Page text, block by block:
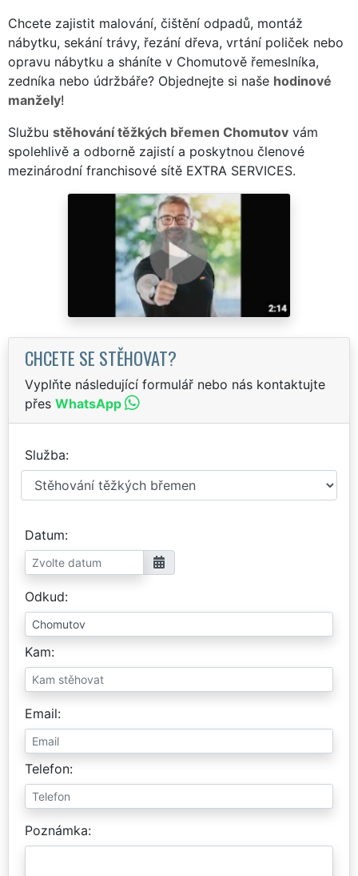
Chcete zajistit malování, čištění odpadů, montáž
nábytku, sekání trávy, řezání dřeva, vrtání poliček nebo
opravu nábytku a sháníte v Chomutově řemeslníka,
zedníka nebo údržbáře? Objednejte si naše hodinové
manžely!
Službu stěhování těžkých břemen Chomutov vám
spolehlivě a odborně zajistí a poskytnou členové
mezinárodní franchisové sítě EXTRA SERVICES.
CHCETE SE STĚHOVAT?
Vyplňte následující formulář nebo nás kontaktujte
přes WhatsApp
Služba
Datum
Odkud
Kam
Email
Telefon
Poznámka